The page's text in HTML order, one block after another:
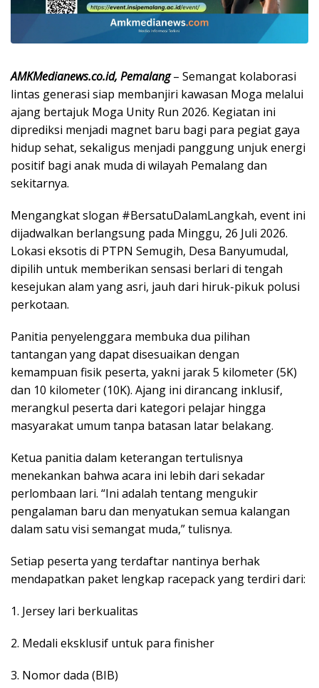
AMKMedianews.co.id, Pemalang– Semangat kolaborasi
lintas generasi siap membanjiri kawasan Moga melalui
ajang bertajuk Moga Unity Run 2026. Kegiatan ini
diprediksi menjadi magnet baru bagi para pegiat gaya
hidup sehat, sekaligus menjadi panggung unjuk energi
positif bagi anak muda di wilayah Pemalang dan
sekitarnya.
​Mengangkat slogan #BersatuDalamLangkah, event ini
dijadwalkan berlangsung pada Minggu, 26 Juli 2026.
Lokasi eksotis di PTPN Semugih, Desa Banyumudal,
dipilih untuk memberikan sensasi berlari di tengah
kesejukan alam yang asri, jauh dari hiruk-pikuk polusi
perkotaan.
​Panitia penyelenggara membuka dua pilihan
tantangan yang dapat disesuaikan dengan
kemampuan fisik peserta, yakni jarak 5 kilometer (5K)
dan 10 kilometer (10K). Ajang ini dirancang inklusif,
merangkul peserta dari kategori pelajar hingga
masyarakat umum tanpa batasan latar belakang.
​Ketua panitia dalam keterangan tertulisnya
menekankan bahwa acara ini lebih dari sekadar
perlombaan lari. “Ini adalah tentang mengukir
pengalaman baru dan menyatukan semua kalangan
dalam satu visi semangat muda,” tulisnya.
​Setiap peserta yang terdaftar nantinya berhak
mendapatkan paket lengkap racepack yang terdiri dari:
​1. Jersey lari berkualitas
​2. Medali eksklusif untuk para finisher
​3. Nomor dada (BIB)